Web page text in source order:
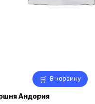
В корзину
Андория